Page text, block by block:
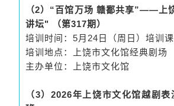
（2）“百馆万场 赣鄱共享”——上
讲坛" （第317期）
培训时间：5月24日（周日）培训
培训地点：上饶市文化馆经典剧场
主办单位：上饶市文化馆
（3）2026年上饶市文化馆越剧表